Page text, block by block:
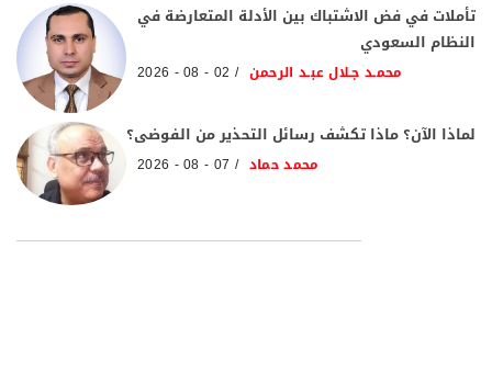
تأملات في فض الاشتباك بين الأدلة المتعارضة في
النظام السعودي
محمـد جـلال عبـد الرحمن 02 - 08 - 2026
لماذا الآن؟ ماذا تكشف رسائل التحذير من الفوضى؟
محمد حماد 07 - 08 - 2026